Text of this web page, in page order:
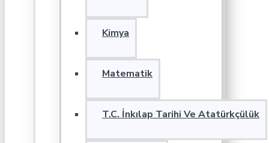
Kimya
Matematik
T.C. İnkılap Tarihi Ve Atatürkçülük